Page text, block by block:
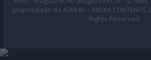
propriedade da ATMHD – MEDIA
Rights Reserved